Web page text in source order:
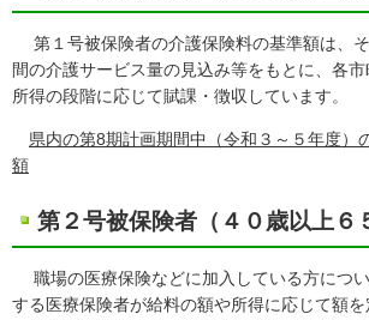
第１号被保険者の介護保険料の基準額は、
間の介護サービス量の見込み等をもとに、各市
所得の段階に応じて賦課・徴収しています。
県内の第8期計画期間中（令和３～５年度）
額
第２号被保険者（４０歳以上６
職場の医療保険などに加入している方につ
する医療保険者が給料の額や所得に応じて額